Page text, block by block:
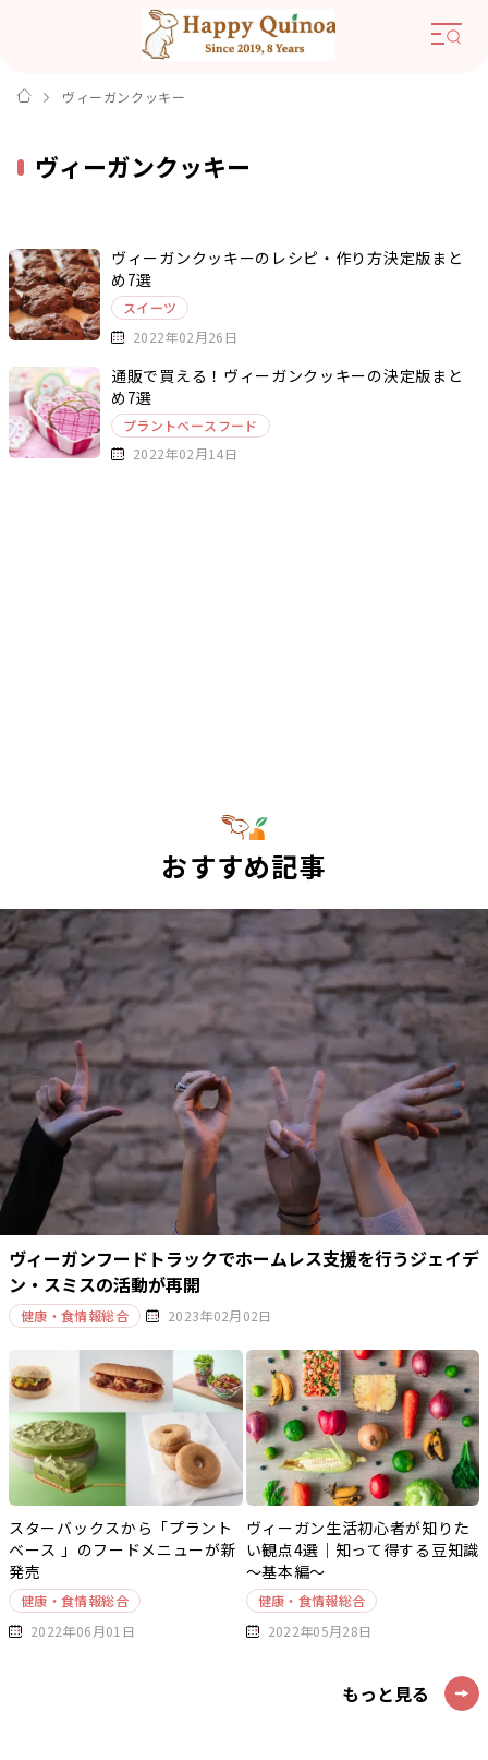
ヴィーガンクッキー
ヴィーガンクッキー
ヴィーガンクッキーのレシピ・作り方決定版まと
め7選
スイーツ
2022年02月26日
通販で買える！ヴィーガンクッキーの決定版まと
め7選
プラントベースフード
2022年02月14日
おすすめ記事
ヴィーガンフードトラックでホームレス支援を行うジェイデ
ン・スミスの活動が再開
健康・食情報総合 2023年02月02日
スターバックスから「プラント
ベース 」のフードメニューが新
発売
健康・食情報総合
2022年06月01日
ヴィーガン生活初心者が知りた
い観点4選｜知って得する豆知識
～基本編～
健康・食情報総合
2022年05月28日
もっと見る